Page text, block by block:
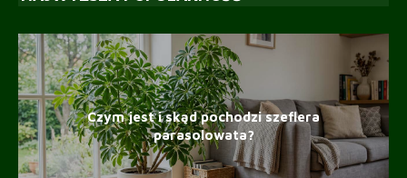
Czym jest i skąd pochodzi szeflera
parasolowata?